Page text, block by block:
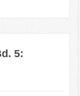
5: